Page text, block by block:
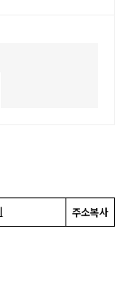
주소복사